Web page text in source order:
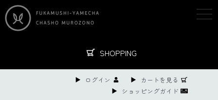
SHOPPING
ログイン
カートを見る
ショッピングガイド